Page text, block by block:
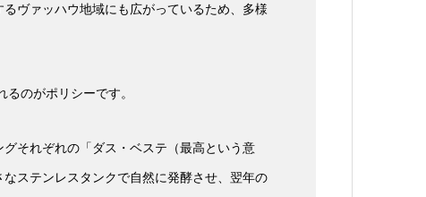
ヴァッハウ地域にも広がっているため、多様
のがポリシーです。
それぞれの「ダス・ベステ（最高という意
ステンレスタンクで自然に発酵させ、翌年の